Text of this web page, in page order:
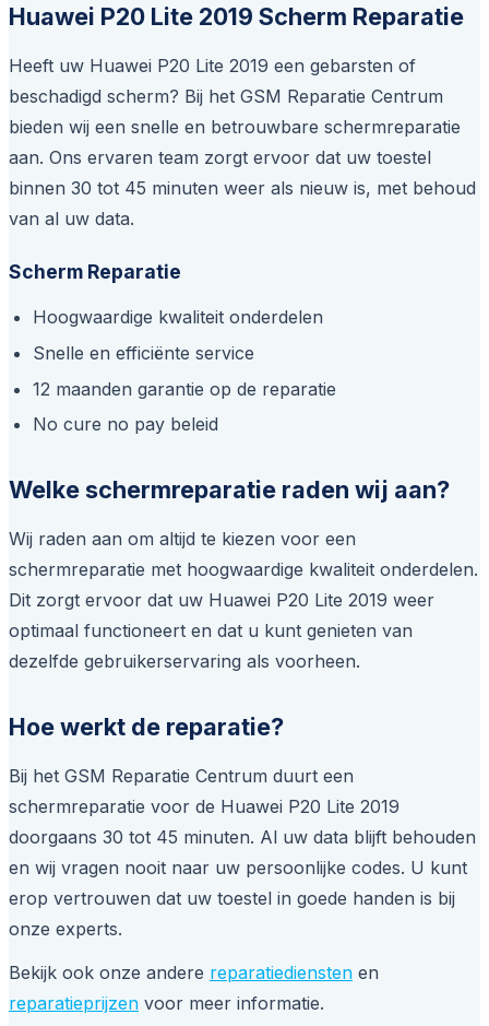
Huawei P20 Lite 2019 Scherm Reparatie
Heeft uw Huawei P20 Lite 2019 een gebarsten of
beschadigd scherm? Bij het GSM Reparatie Centrum
bieden wij een snelle en betrouwbare schermreparatie
aan. Ons ervaren team zorgt ervoor dat uw toestel
binnen 30 tot 45 minuten weer als nieuw is, met behoud
van al uw data.
Scherm Reparatie
Hoogwaardige kwaliteit onderdelen
Snelle en efficiënte service
12 maanden garantie op de reparatie
No cure no pay beleid
Welke schermreparatie raden wij aan?
Wij raden aan om altijd te kiezen voor een
schermreparatie met hoogwaardige kwaliteit onderdelen.
Dit zorgt ervoor dat uw Huawei P20 Lite 2019 weer
optimaal functioneert en dat u kunt genieten van
dezelfde gebruikerservaring als voorheen.
Hoe werkt de reparatie?
Bij het GSM Reparatie Centrum duurt een
schermreparatie voor de Huawei P20 Lite 2019
doorgaans 30 tot 45 minuten. Al uw data blijft behouden
en wij vragen nooit naar uw persoonlijke codes. U kunt
erop vertrouwen dat uw toestel in goede handen is bij
onze experts.
Bekijk ook onze andere reparatiediensten en
reparatieprijzen voor meer informatie.